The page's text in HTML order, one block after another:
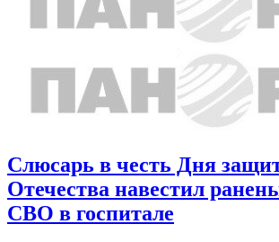
Слюсарь в честь Дня
Отечества навестил
СВО в госпитале